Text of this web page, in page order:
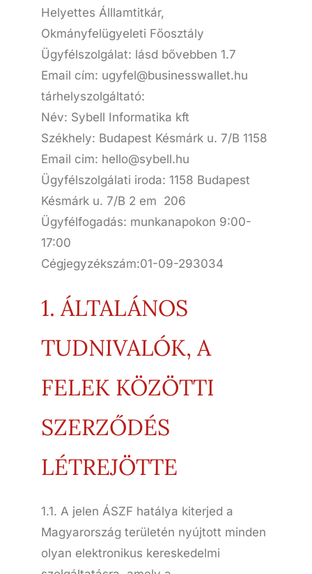
Helyettes Álllamtitkár,
Okmányfelügyeleti Főosztály
Ügyfélszolgálat: lásd bővebben 1.7
Email cím: ugyfel@businesswallet.hu
tárhelyszolgáltató:
Név: Sybell Informatika kft
Székhely: Budapest Késmárk u. 7/B 1158
Email cim: hello@sybell.hu
Ügyfélszolgálati iroda: 1158 Budapest
Késmárk u. 7/B 2 em 206
Ügyfélfogadás: munkanapokon 9:00-
17:00
Cégjegyzékszám:01-09-293034
1. ÁLTALÁNOS
TUDNIVALÓK, A
FELEK KÖZÖTTI
SZERZŐDÉS
LÉTREJÖTTE
1.1. A jelen ÁSZF hatálya kiterjed a
Magyarország területén nyújtott minden
olyan elektronikus kereskedelmi